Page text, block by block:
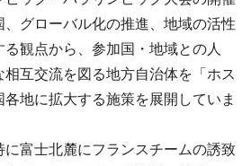
グローバル化の推進、地域の活性
観点から、参加国・地域との人
互交流を図る地方自治体を「ホス
各地に拡大する施策を展開していま
富士北麓にフランスチームの誘致